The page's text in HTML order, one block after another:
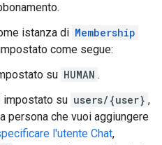
istanza di Membership
come segue:
su HUMAN .
impostato su users/{user} ,
persona che vuoi aggiungere
l'utente Chat,